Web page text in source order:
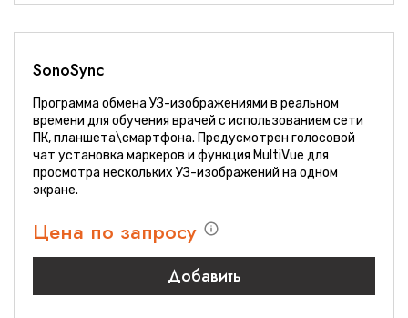
SonoSync
Программа обмена УЗ-изображениями в реальном
времени для обучения врачей c использованием сети
ПК, планшета\смартфона. Предусмотрен голосовой
чат установка маркеров и функция MultiVue для
просмотра нескольких УЗ-изображений на одном
экране.
Цена по запросу
Добавить